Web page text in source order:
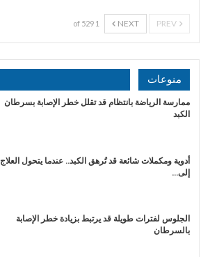
NEXT
1 of 529
منوعات
ممارسة الرياضة بانتظام قد تقلل خطر الإصابة بسرطان
الكبد
أدوية ومكملات شائعة قد تُرهق الكبد.. عندما يتحول العلاج
إلى…
الجلوس لفترات طويلة قد يرتبط بزيادة خطر الإصابة
بالسرطان